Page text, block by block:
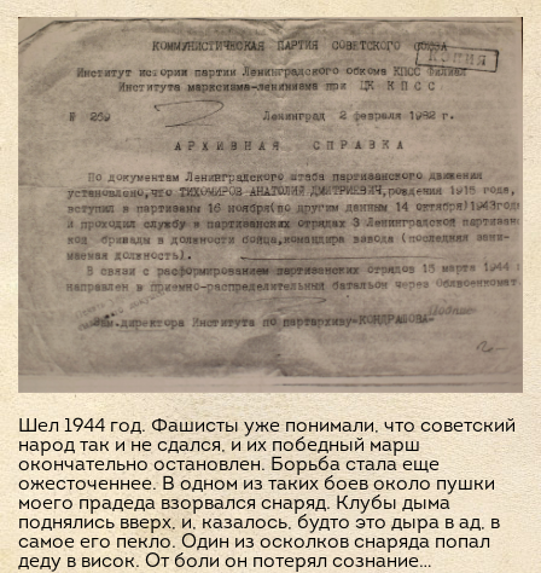
Шел 1944 год. Фашисты уже понимали, что советский
народ так и не сдался, и их победный марш
окончательно остановлен. Борьба стала еще
ожесточеннее. В одном из таких боев около пушки
моего прадеда взорвался снаряд. Клубы дыма
поднялись вверх, и, казалось, будто это дыра в ад, в
самое его пекло. Один из осколков снаряда попал
деду в висок. От боли он потерял сознание…